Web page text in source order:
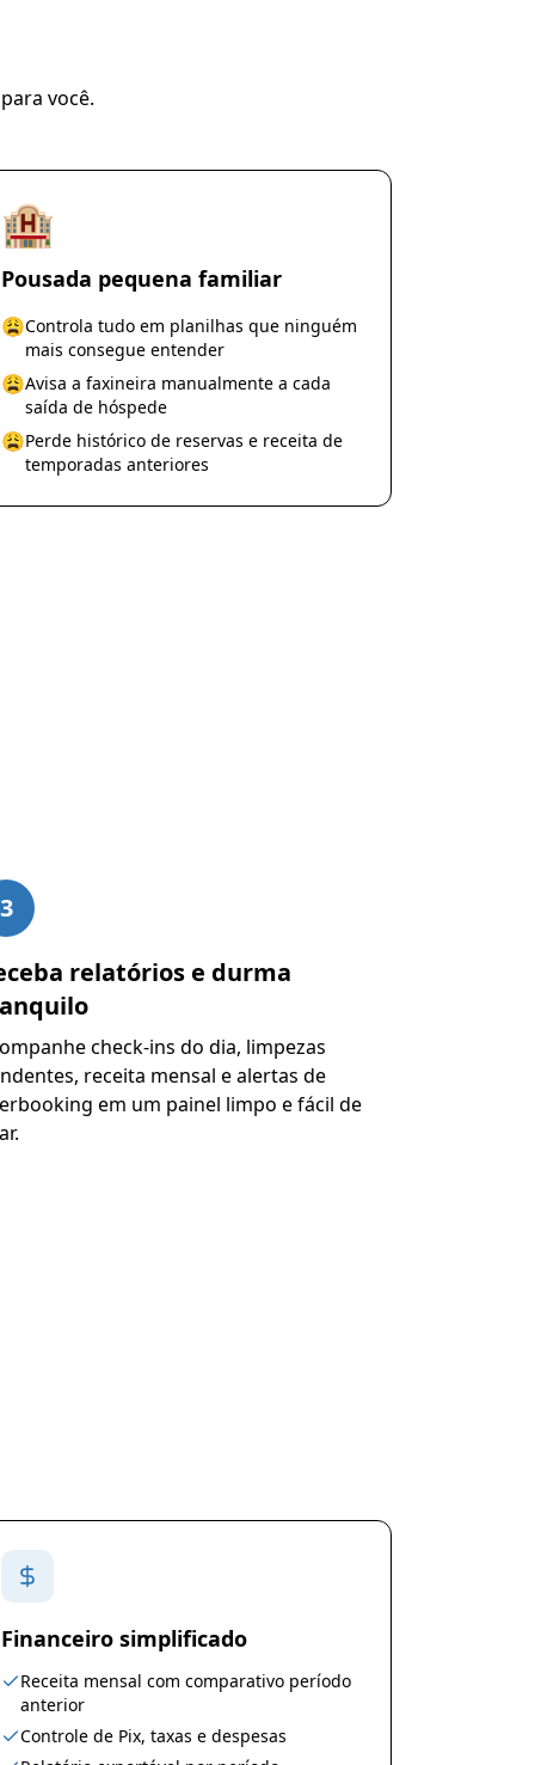
você.
🏨
Pousada pequena familiar
😩Controla tudo em planilhas que ninguém
mais consegue entender
😩Avisa a faxineira manualmente a cada
saída de hóspede
😩Perde histórico de reservas e receita de
temporadas anteriores
3
relatórios e durma
check-ins do dia, limpezas
receita mensal e alertas de
em um painel limpo e fácil de
Financeiro simplificado
Receita mensal com comparativo período
anterior
Controle de Pix, taxas e despesas